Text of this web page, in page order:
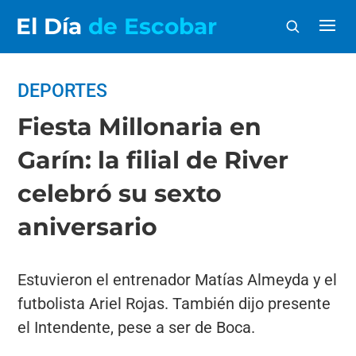
El Día de Escobar
DEPORTES
Fiesta Millonaria en
Garín: la filial de River
celebró su sexto
aniversario
Estuvieron el entrenador Matías Almeyda y el
futbolista Ariel Rojas. También dijo presente
el Intendente, pese a ser de Boca.